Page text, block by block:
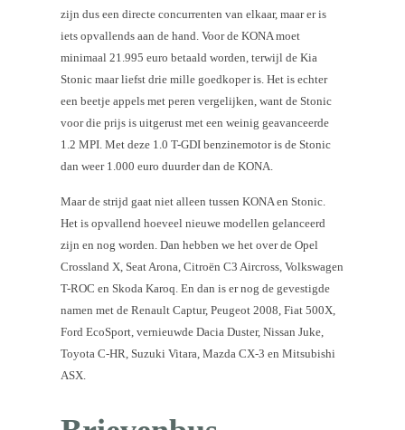
zijn dus een directe concurrenten van elkaar, maar er is
iets opvallends aan de hand. Voor de KONA moet
minimaal 21.995 euro betaald worden, terwijl de Kia
Stonic maar liefst drie mille goedkoper is. Het is echter
een beetje appels met peren vergelijken, want de Stonic
voor die prijs is uitgerust met een weinig geavanceerde
1.2 MPI. Met deze 1.0 T-GDI benzinemotor is de Stonic
dan weer 1.000 euro duurder dan de KONA.
Maar de strijd gaat niet alleen tussen KONA en Stonic.
Het is opvallend hoeveel nieuwe modellen gelanceerd
zijn en nog worden. Dan hebben we het over de Opel
Crossland X, Seat Arona, Citroën C3 Aircross, Volkswagen
T-ROC en Skoda Karoq. En dan is er nog de gevestigde
namen met de Renault Captur, Peugeot 2008, Fiat 500X,
Ford EcoSport, vernieuwde Dacia Duster, Nissan Juke,
Toyota C-HR, Suzuki Vitara, Mazda CX-3 en Mitsubishi
ASX.